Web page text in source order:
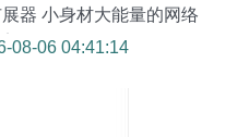
器 小身材大能量的网络
梁08-06 04:41:14